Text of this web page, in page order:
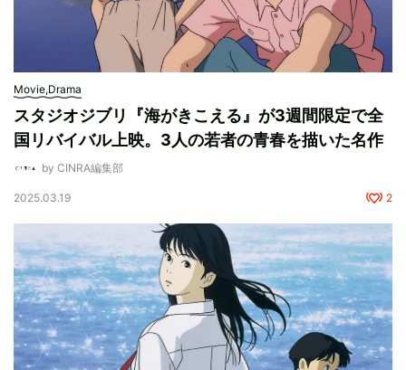
Movie,Drama
スタジオジブリ『海がきこえる』が3週間限定で全
国リバイバル上映。3人の若者の青春を描いた名作
by CINRA編集部
2025.03.19 2